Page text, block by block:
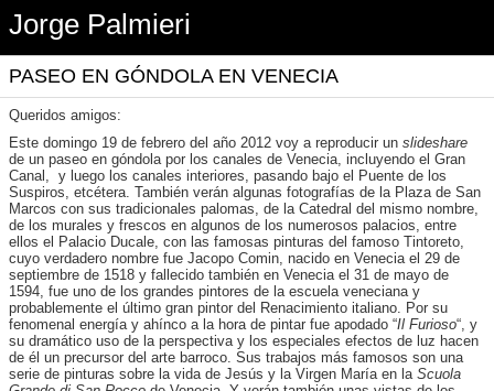
Jorge Palmieri
PASEO EN GÓNDOLA EN VENECIA
Queridos amigos:
Este domingo 19 de febrero del año 2012 voy a reproducir un slideshare
de un paseo en góndola por los canales de Venecia, incluyendo el Gran
Canal, y luego los canales interiores, pasando bajo el Puente de los
Suspiros, etcétera. También verán algunas fotografías de la Plaza de San
Marcos con sus tradicionales palomas, de la Catedral del mismo nombre,
de los murales y frescos en algunos de los numerosos palacios, entre
ellos el Palacio Ducale, con las famosas pinturas del famoso Tintoreto,
cuyo verdadero nombre fue Jacopo Comin, nacido en Venecia el 29 de
septiembre de 1518 y fallecido también en Venecia el 31 de mayo de
1594, fue uno de los grandes pintores de la escuela veneciana y
probablemente el último gran pintor del Renacimiento italiano. Por su
fenomenal energía y ahínco a la hora de pintar fue apodado “Il Furioso“, y
su dramático uso de la perspectiva y los especiales efectos de luz hacen
de él un precursor del arte barroco. Sus trabajos más famosos son una
serie de pinturas sobre la vida de Jesús y la Virgen María en la Scuola